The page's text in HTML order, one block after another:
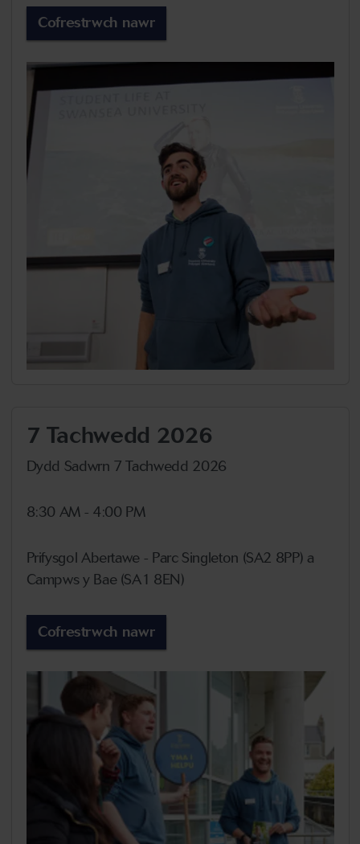
Cofrestrwch nawr
7 Tachwedd 2026
Dydd Sadwrn 7 Tachwedd 2026
8:30 AM - 4:00 PM
Prifysgol Abertawe - Parc Singleton (SA2 8PP) a
Campws y Bae (SA1 8EN)
Cofrestrwch nawr